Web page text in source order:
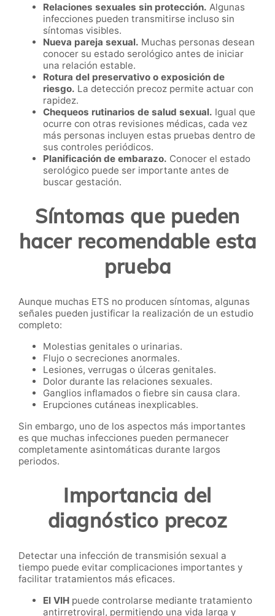
Relaciones sexuales sin protección. Algunas
infecciones pueden transmitirse incluso sin
síntomas visibles.
Nueva pareja sexual. Muchas personas desean
conocer su estado serológico antes de iniciar
una relación estable.
Rotura del preservativo o exposición de
riesgo. La detección precoz permite actuar con
rapidez.
Chequeos rutinarios de salud sexual. Igual que
ocurre con otras revisiones médicas, cada vez
más personas incluyen estas pruebas dentro de
sus controles periódicos.
Planificación de embarazo. Conocer el estado
serológico puede ser importante antes de
buscar gestación.
Síntomas que pueden
hacer recomendable esta
prueba
Aunque muchas ETS no producen síntomas, algunas
señales pueden justificar la realización de un estudio
completo:
Molestias genitales o urinarias.
Flujo o secreciones anormales.
Lesiones, verrugas o úlceras genitales.
Dolor durante las relaciones sexuales.
Ganglios inflamados o fiebre sin causa clara.
Erupciones cutáneas inexplicables.
Sin embargo, uno de los aspectos más importantes
es que muchas infecciones pueden permanecer
completamente asintomáticas durante largos
periodos.
Importancia del
diagnóstico precoz
Detectar una infección de transmisión sexual a
tiempo puede evitar complicaciones importantes y
facilitar tratamientos más eficaces.
El VIH puede controlarse mediante tratamiento
antirretroviral, permitiendo una vida larga y